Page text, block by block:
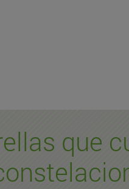
que